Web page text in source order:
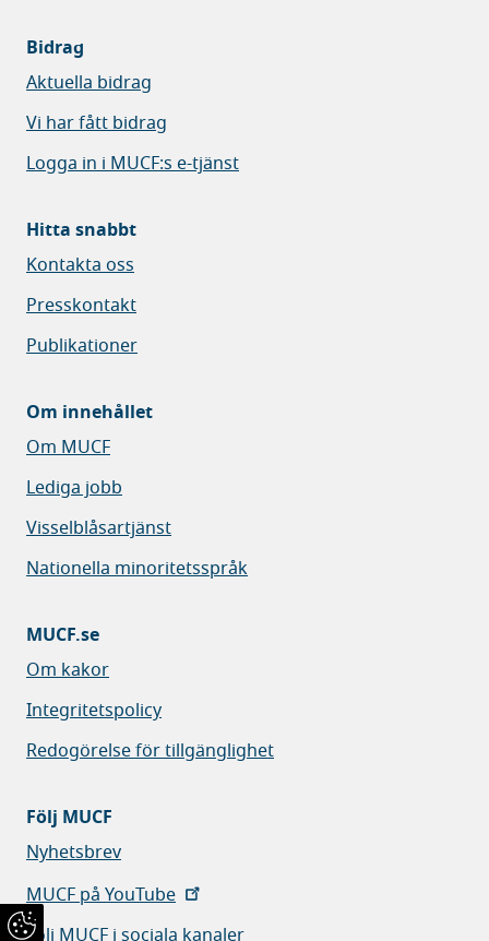
Bidrag
Aktuella bidrag
Vi har fått bidrag
Logga in i MUCF:s e-tjänst
Hitta snabbt
Kontakta oss
Presskontakt
Publikationer
Om innehållet
Om MUCF
Lediga jobb
Visselblåsartjänst
Nationella minoritetsspråk
MUCF.se
Om kakor
Integritetspolicy
Redogörelse för tillgänglighet
Följ MUCF
Nyhetsbrev
MUCF på YouTube
Följ MUCF i sociala kanaler